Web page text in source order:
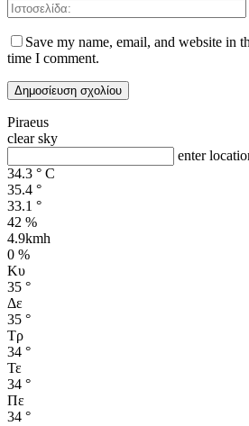
Save my name, email, and website in
time I comment.
Piraeus
clear sky
enter
34.3 ° C
35.4 °
33.1 °
42 %
4.9kmh
0 %
Κυ
35 °
Δε
35 °
Τρ
34 °
Τε
34 °
Πε
34 °